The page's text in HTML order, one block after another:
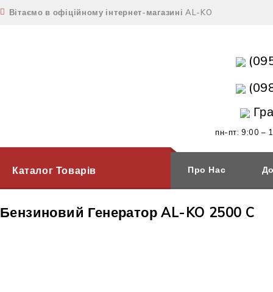
Вітаємо в офіційному інтернет-магазині AL-KO
пн-пт: 9:00 –
Каталог Товарів Про Нас
Бензиновий Генератор AL-KO 2500 C